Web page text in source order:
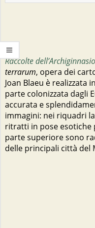
Raccolte dell’Archiginnasio
terrarum, opera dei
Joan Blaeu è realizzata
parte colonizzata dagli
accurata e
immagini: nei riquadri
ritratti in pose esotiche
parte superiore sono
delle principali città del